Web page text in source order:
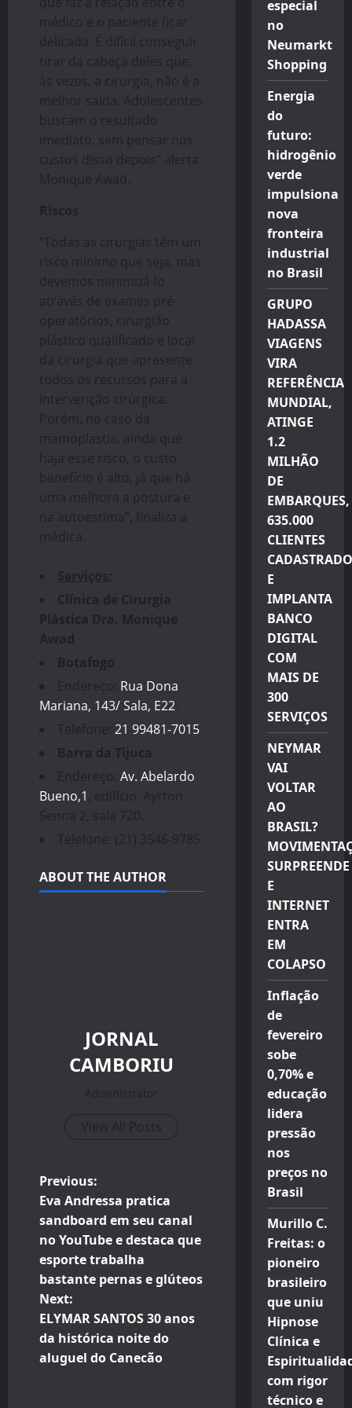
médico e o paciente ficar
delicada. É difícil conseguir
tirar da cabeça deles que,
às vezes, a cirurgia, não é a
melhor saída. Adolescentes
buscam o resultado
imediato, sem pensar nos
custos disso depois” alerta
Monique Awad.
Riscos
“Todas as cirurgias têm um
risco mínimo que seja, mas
devemos minimizá-lo
através de exames pré-
operatórios, cirurgião
plástico qualificado e local
da cirurgia que apresente
todos os recursos para a
intervenção cirúrgica.
Porém, no caso da
mamoplastia, ainda que
haja esse risco, o custo
benefício é alto, já que há
uma melhora a postura e
na autoestima”, finaliza a
médica.
Serviços:
Clínica de Cirurgia
Plástica Dra. Monique
Awad
Botafogo
Endereço: Rua Dona
Mariana, 143/ Sala, E22.
Telefone: 21 99481-7015
Barra da Tijuca
Endereço: Av. Abelardo
Bueno,1, edifício Ayrton
Senna 2, sala 720.
Telefone: (21) 3546-9785
ABOUT THE AUTHOR
JORNAL
CAMBORIU
Administrator
View All Posts
P
o
s
t
n
a
Previous:
Eva Andressa pratica
sandboard em seu canal
no YouTube e destaca que
esporte trabalha
bastante pernas e glúteos
Next:
ELYMAR SANTOS 30 anos
da histórica noite do
aluguel do Canecão
especial
no
Neumarkt
Shopping
Energia
do
futuro:
hidrogênio
verde
impulsiona
nova
fronteira
industrial
no Brasil
GRUPO
HADASSA
VIAGENS
VIRA
REFERÊNCIA
MUNDIAL,
ATINGE
1.2
MILHÃO
DE
EMBARQUES,
635.000
CLIENTES
E
IMPLANTA
BANCO
DIGITAL
COM
MAIS DE
300
SERVIÇOS
NEYMAR
VAI
VOLTAR
AO
BRASIL?
SURPREENDE
E
INTERNET
ENTRA
EM
COLAPSO
Inflação
de
fevereiro
sobe
0,70% e
educação
lidera
pressão
nos
preços no
Brasil
Murillo C.
Freitas: o
pioneiro
brasileiro
que uniu
Hipnose
Clínica e
com rigor
técnico e